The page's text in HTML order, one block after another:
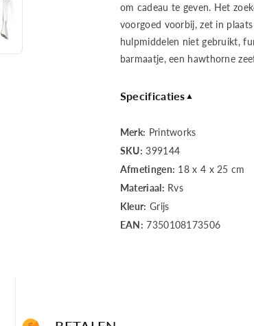
Drink
Tools
Cocktail
Drink
Tools
om cadeau te geven. Het
voorgoed voorbij, zet in
hulpmiddelen niet gebruikt,
barmaatje, een hawthorne
Specificaties ▲
Merk: Printworks
SKU: 399144
Afmetingen: 18 x 4 x 25 cm
Materiaal: Rvs
Kleur: Grijs
EAN: 7350108173506